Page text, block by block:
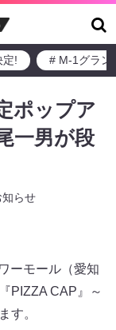
定! # M-1グラン
ポップア
一男が段
知らせ
ーモール（愛知
PIZZA CAP』～
す。